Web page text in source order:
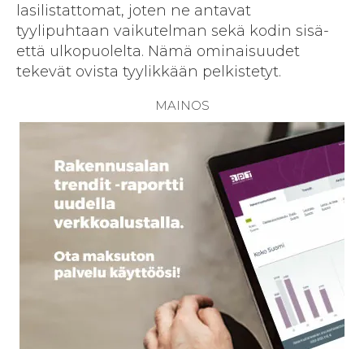
lasilistattomat, joten ne antavat
tyylipuhtaan vaikutelman sekä kodin sisä-
että ulkopuolelta. Nämä ominaisuudet
tekevät ovista tyylikkään pelkistetyt.